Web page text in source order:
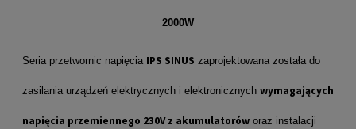
2000W
Seria przetwornic napięcia IPS SINUS zaprojektowana została do
zasilania urządzeń elektrycznych i elektronicznych wymagających
napięcia przemiennego 230V z akumulatorów oraz instalacji